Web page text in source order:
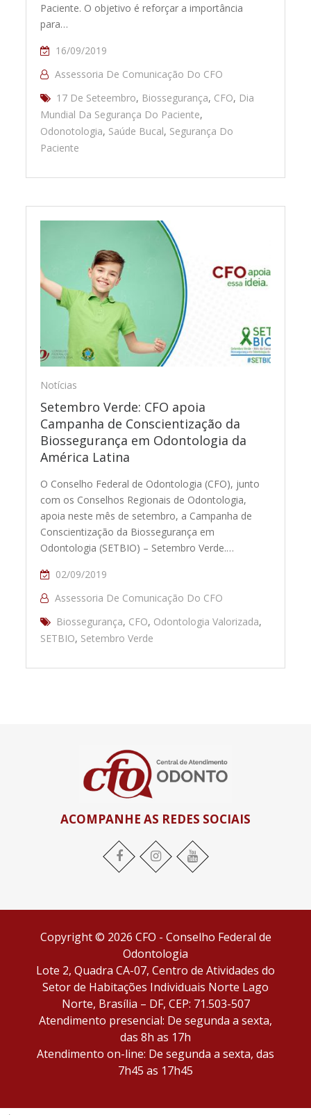
Paciente. O objetivo é reforçar a importância
para…
16/09/2019
Assessoria De Comunicação Do CFO
17 De Seteembro, Biossegurança, CFO, Dia
Mundial Da Segurança Do Paciente,
Odonotologia, Saúde Bucal, Segurança Do
Paciente
Notícias
Setembro Verde: CFO apoia
Campanha de Conscientização da
Biossegurança em Odontologia da
América Latina
O Conselho Federal de Odontologia (CFO), junto
com os Conselhos Regionais de Odontologia,
apoia neste mês de setembro, a Campanha de
Conscientização da Biossegurança em
Odontologia (SETBIO) – Setembro Verde.…
02/09/2019
Assessoria De Comunicação Do CFO
Biossegurança, CFO, Odontologia Valorizada,
SETBIO, Setembro Verde
ACOMPANHE AS REDES SOCIAIS
Facebook Instagram YouTube
Copyright © 2026 CFO - Conselho Federal de
Odontologia
Lote 2, Quadra CA-07, Centro de Atividades do
Setor de Habitações Individuais Norte Lago
Norte, Brasília – DF, CEP: 71.503-507
Atendimento presencial: De segunda a sexta,
das 8h as 17h
Atendimento on-line: De segunda a sexta, das
7h45 as 17h45